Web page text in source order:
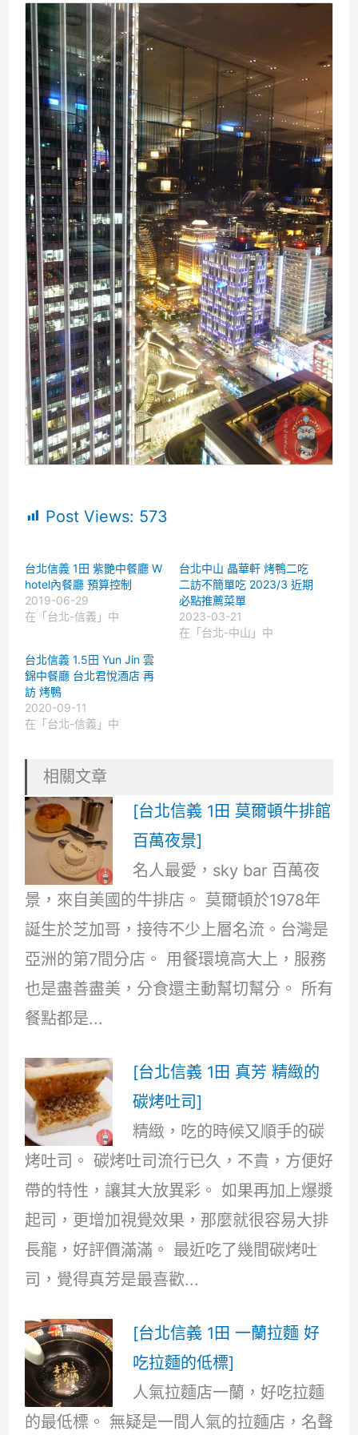
Post Views: 573
台北信義 1田 紫艷中餐廳 W
hotel內餐廳 預算控制
2019-06-29
在「台北-信義」中
台北中山 晶華軒 烤鴨二吃
二訪不簡單吃 2023/3 近期
必點推薦菜單
2023-03-21
在「台北-中山」中
台北信義 1.5田 Yun Jin 雲
錦中餐廳 台北君悅酒店 再
訪 烤鴨
2020-09-11
在「台北-信義」中
相關文章
[台北信義 1田 莫爾頓牛排館
百萬夜景]
名人最愛，sky bar 百萬夜
景，來自美國的牛排店。 莫爾頓於1978年
誕生於芝加哥，接待不少上層名流。台灣是
亞洲的第7間分店。 用餐環境高大上，服務
也是盡善盡美，分食還主動幫切幫分。 所有
餐點都是...
[台北信義 1田 真芳 精緻的
碳烤吐司]
精緻，吃的時候又順手的碳
烤吐司。 碳烤吐司流行已久，不貴，方便好
帶的特性，讓其大放異彩。 如果再加上爆漿
起司，更增加視覺效果，那麼就很容易大排
長龍，好評價滿滿。 最近吃了幾間碳烤吐
司，覺得真芳是最喜歡...
[台北信義 1田 一蘭拉麵 好
吃拉麵的低標]
人氣拉麵店一蘭，好吃拉麵
的最低標。 無疑是一間人氣的拉麵店，名聲